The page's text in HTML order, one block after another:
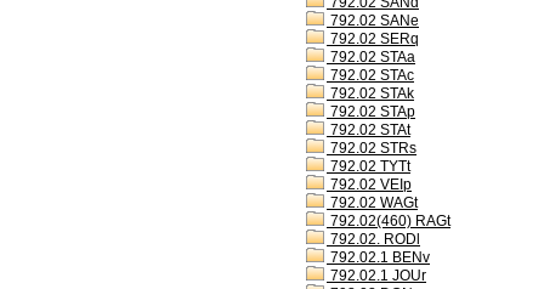
792.02 SANe
792.02 SERq
792.02 STAa
792.02 STAc
792.02 STAk
792.02 STAp
792.02 STAt
792.02 STRs
792.02 TYTt
792.02 VEIp
792.02 WAGt
792.02(460) RAGt
792.02. RODl
792.02.1 BENv
792.02.1 JOUr